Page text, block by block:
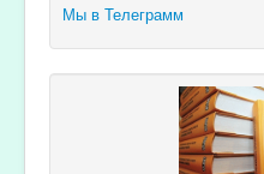
Мы в Телеграмм